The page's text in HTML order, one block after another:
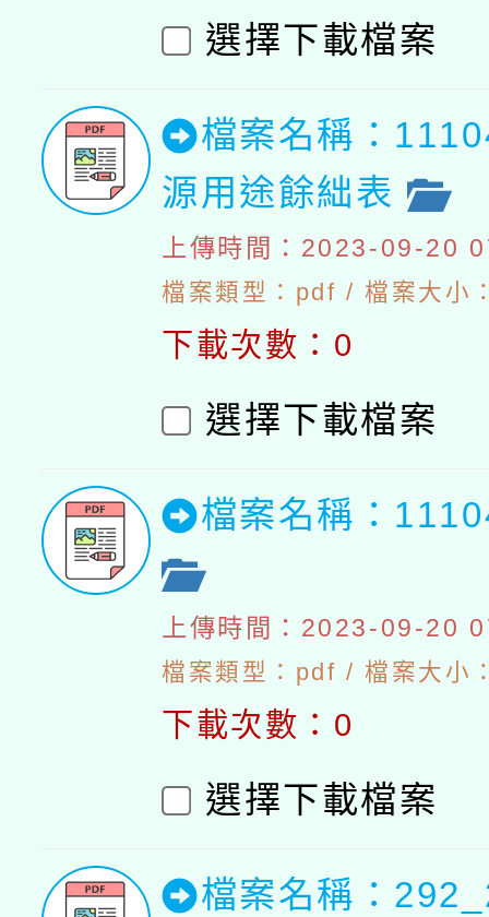
選擇下載檔案
檔案名稱：
源用途餘絀表
上傳時間：2023-09-20
檔案類型：pdf / 檔案大小
下載次數：0
選擇下載檔案
檔案名稱：
上傳時間：2023-09-20
檔案類型：pdf / 檔案大小
下載次數：0
選擇下載檔案
檔案名稱：